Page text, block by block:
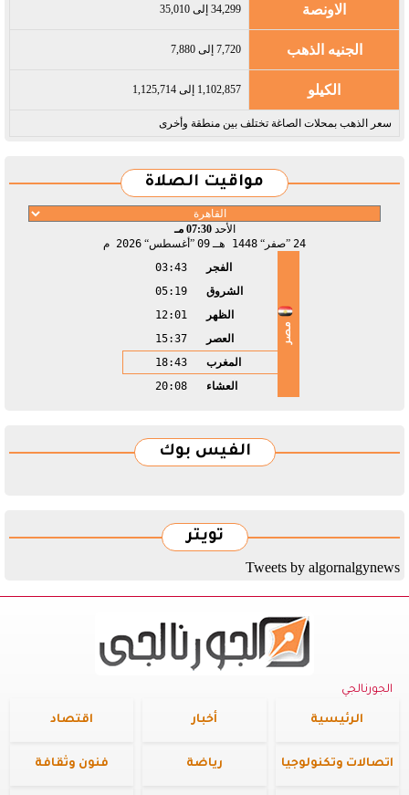
الاونصة 34,299 إلى 35,010
الجنيه الذهب 7,720 إلى 7,880
الكيلو 1,102,857 إلى 1,125,714
سعر الذهب بمحلات الصاغة تختلف بين منطقة وأخرى
مواقيت الصلاة
الأحد07:30 مـ
24 صفر 1448 هـ 09 أغسطس 2026 م
مصر
الفجر
03:43
الشروق
05:19
الظهر
12:01
العصر
15:37
المغرب
18:43
العشاء
20:08
الفيس بوك
تويتر
Tweets by algornalgynews
الجورنالجي
الرئيسية أخبار اقتصاد
اتصالات وتكنولوجيا رياضة فنون وثقافة